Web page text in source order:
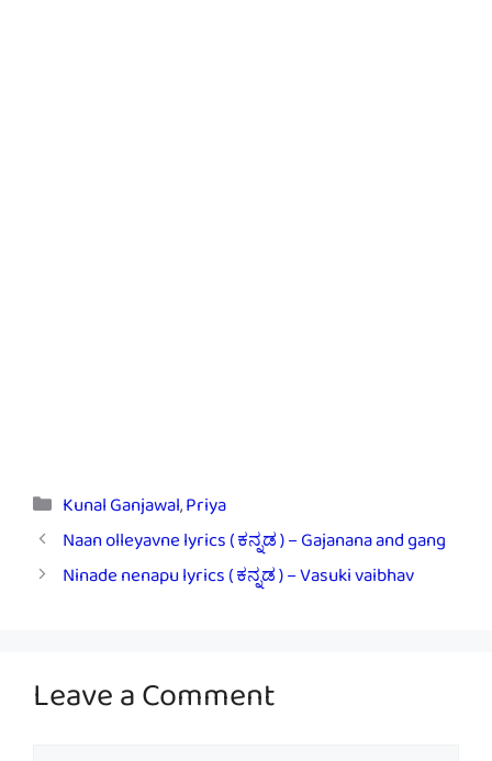
Categories
Kunal Ganjawal,Priya
Naan olleyavne lyrics ( ಕನ್ನಡ ) – Gajanana and gang
Ninade nenapu lyrics ( ಕನ್ನಡ ) – Vasuki vaibhav
Leave a Comment